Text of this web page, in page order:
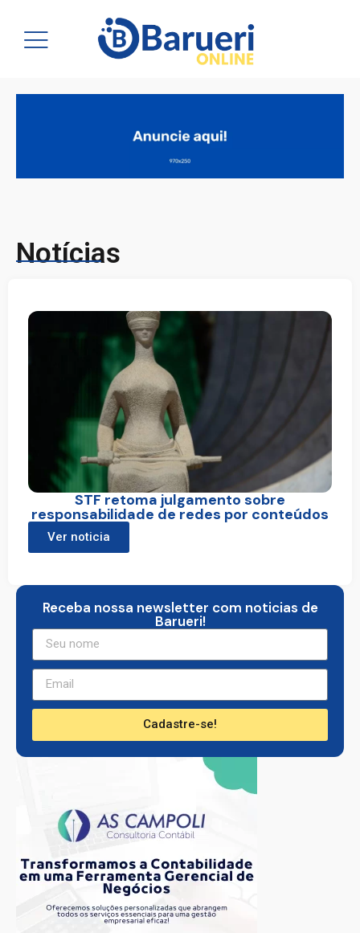
Notícias
STF retoma julgamento sobre
responsabilidade de redes por conteúdos
Ver noticia
Receba nossa newsletter com noticias de
Barueri!
Cadastre-se!